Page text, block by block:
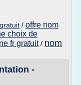
/ offre nom
choix de
fr gratuit/ nom
-